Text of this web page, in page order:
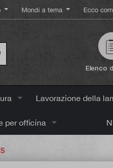
Mondi a tema Ecco
Elenco
Lavorazione della
per officina